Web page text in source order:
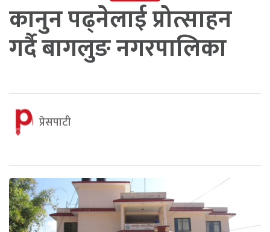
कानुन पढ्नेलाई प्रोत्साहन
गर्दै बागलुङ नगरपालिका
प्रेसपाटी